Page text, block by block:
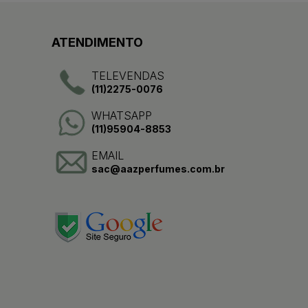
ATENDIMENTO
TELEVENDAS
(11)2275-0076
WHATSAPP
(11)95904-8853
EMAIL
sac@aazperfumes.com.br